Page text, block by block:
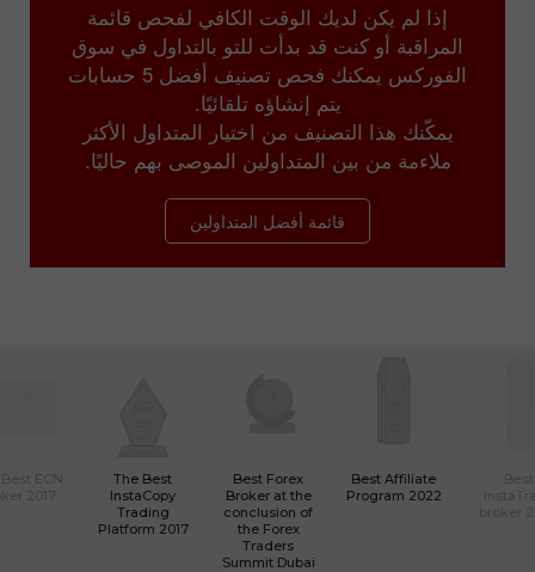
إذا لم يكن لديك الوقت الكافي لفحص قائمة
المراقبة أو كنت قد بدأت للتو بالتداول في سوق
الفوركس يمكنك فحص تصنيف أفضل 5 حسابات
يتم إنشاؤه تلقائيًا.
يمكّنك هذا التصنيف من اختيار المتداول الأكثر
ملاءمة من بين المتداولين الموصى بهم حاليًا.
قائمة أفضل المتداولين
The Best
InstaCopy
Trading
Platform 2017
Best Forex
Broker at the
conclusion of
the Forex
Traders
Summit Dubai
Best Affiliate
Program 2022